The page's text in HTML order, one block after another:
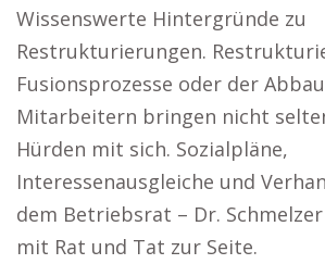
Wissenswerte Hintergründe zu
Restrukturierungen.
Fusionsprozesse oder der
Mitarbeitern bringen nicht
Hürden mit sich. Sozialpläne,
Interessenausgleiche und
dem Betriebsrat – Dr.
mit Rat und Tat zur Seite.